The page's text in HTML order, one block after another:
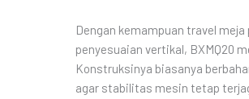
Dengan kemampuan travel meja
penyesuaian vertikal, BXMQ20
Konstruksinya biasanya
agar stabilitas mesin tetap